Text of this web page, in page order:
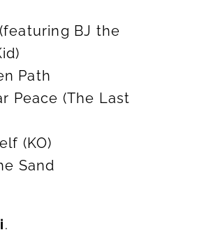
BJ the
Path
Peace (The Last
(KO)
Sand
.